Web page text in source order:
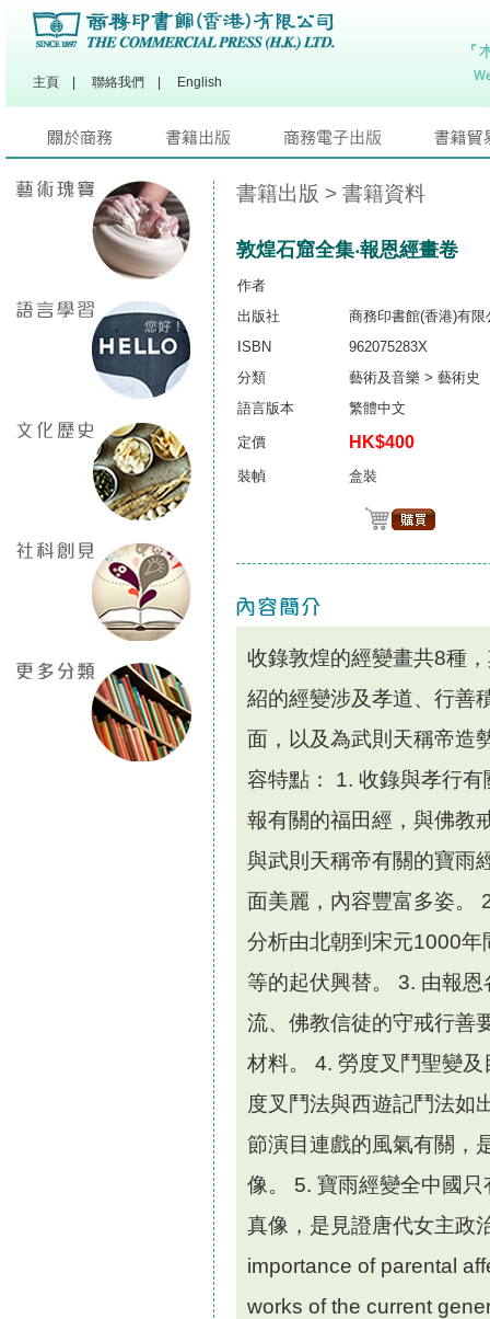
主頁 聯絡我們 English
書籍出版 > 書籍資料
敦煌石窟全集‧報恩經畫卷
作者
出版社
商務印書館(香港)有限
ISBN
962075283X
分類
藝術及音樂 > 藝術史
語言版本
繁體中文
定價 HK$400
裝幀 盒裝
收錄敦煌的經變畫共8種
紹的經變涉及孝道、行善
面，以及為武則天稱帝造
容特點： 1. 收錄與孝行
報有關的福田經，與佛教
與武則天稱帝有關的寶雨
面美麗，內容豐富多姿。
分析由北朝到宋元1000
等的起伏興替。 3. 由報
流、佛教信徒的守戒行善
材料。 4. 勞度叉鬥聖變
度叉鬥法與西遊記鬥法如
節演目連戲的風氣有關，
像。 5. 寶雨經變全中國
真像，是見證唐代女主政
importance of parental
works of the current